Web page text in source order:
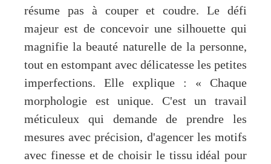
résume pas à couper et coudre. Le défi
majeur est de concevoir une silhouette qui
magnifie la beauté naturelle de la personne,
tout en estompant avec délicatesse les petites
imperfections. Elle explique : « Chaque
morphologie est unique. C'est un travail
méticuleux qui demande de prendre les
mesures avec précision, d'agencer les motifs
avec finesse et de choisir le tissu idéal pour